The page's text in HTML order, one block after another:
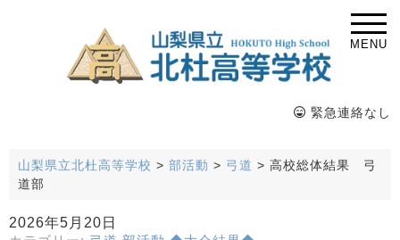
MENU
緊急連絡なし
山梨県立北杜高等学校 > 部活動 > 弓道 > 高校総体結果 弓
道部
2026年5月20日